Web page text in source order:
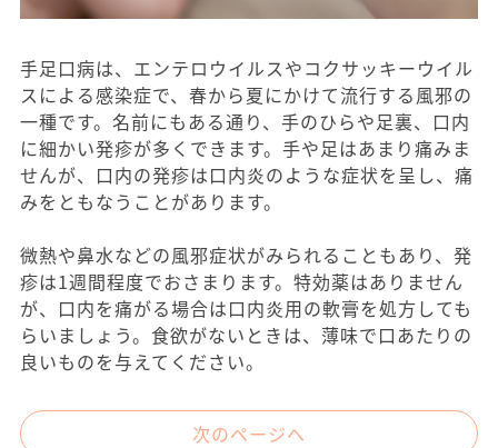
手足口病は、エンテロウイルスやコクサッキーウイル
スによる感染症で、春から夏にかけて流行する風邪の
一種です。名前にもある通り、手のひらや足裏、口内
に細かい発疹が多くできます。手や足はあまり痛みま
せんが、口内の発疹は口内炎のような症状を呈し、痛
みをともなうことがあります。
微熱や鼻水などの風邪症状がみられることもあり、発
疹は1週間程度でおさまります。特効薬はありません
が、口内を痛がる場合は口内炎用の軟膏を処方しても
らいましょう。食欲がないときは、薄味で口あたりの
良いものを与えてください。
次のページへ